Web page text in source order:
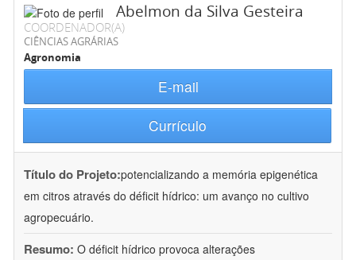
Abelmon da Silva Gesteira
COORDENADOR(A)
CIÊNCIAS AGRÁRIAS
Agronomia
E-mail
Currículo
Título do Projeto:potencializando a memória epigenética
em citros através do déficit hídrico: um avanço no cultivo
agropecuário.
Resumo: O déficit hídrico provoca alterações